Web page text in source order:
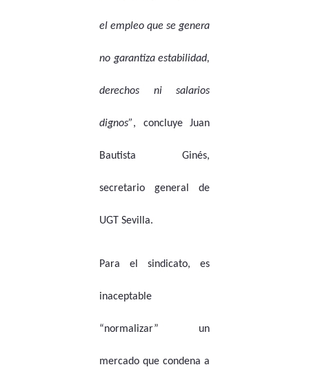
el empleo que se genera
no garantiza estabilidad,
derechos ni salarios
dignos”, concluye Juan
Bautista Ginés,
secretario general de
UGT Sevilla.
Para el sindicato, es
inaceptable
“normalizar” un
mercado que condena a